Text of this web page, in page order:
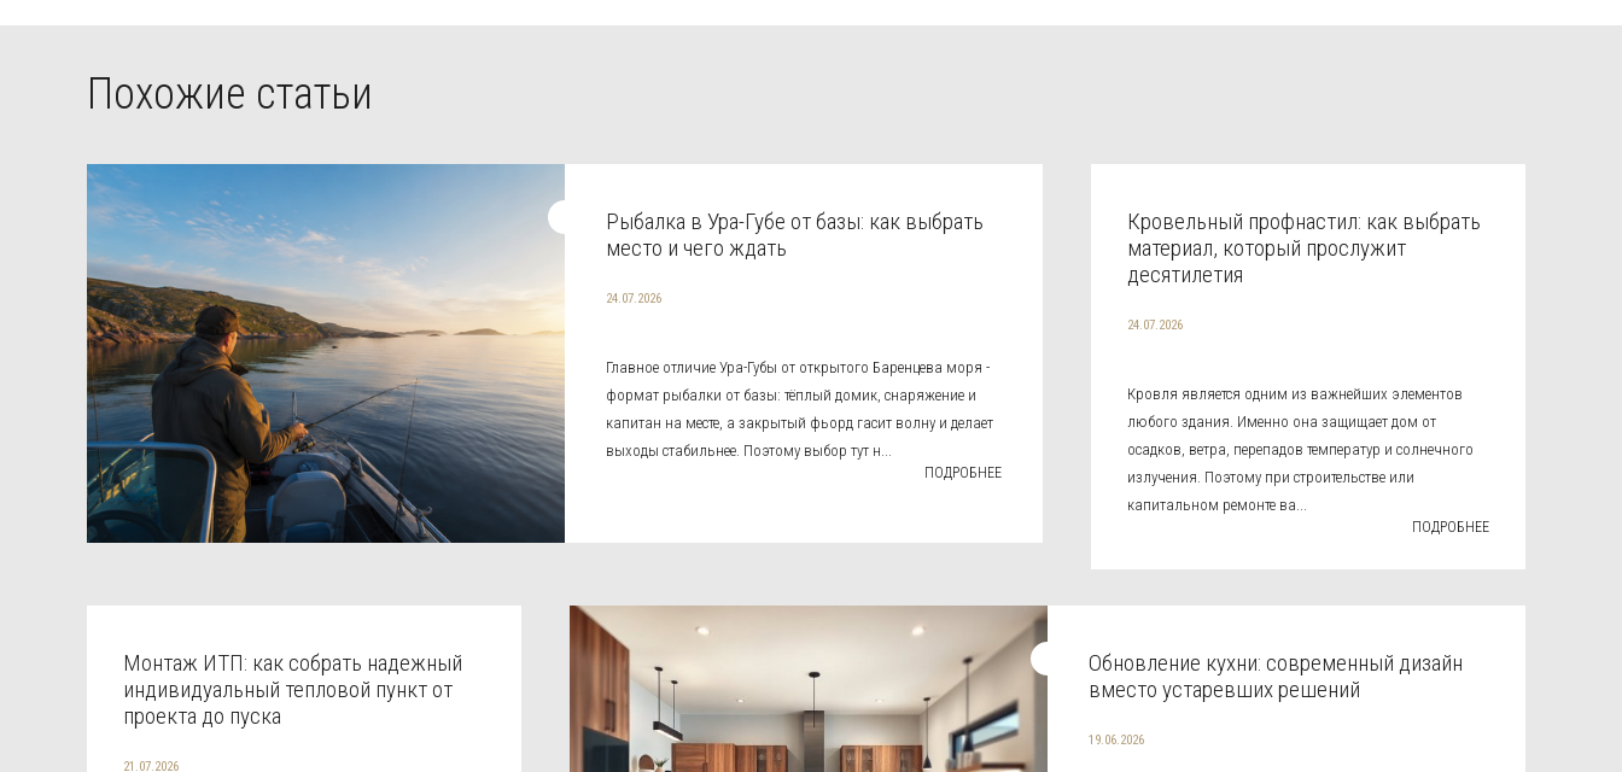
Похожие статьи
Рыбалка в Ура-Губе от базы: как выбрать
место и чего ждать
24.07.2026
Главное отличие Ура-Губы от открытого Баренцева моря -
формат рыбалки от базы: тёплый домик, снаряжение и
капитан на месте, а закрытый фьорд гасит волну и делает
выходы стабильнее. Поэтому выбор тут н...
ПОДРОБНЕЕ
Кровельный профнастил: как выбрать
материал, который прослужит
десятилетия
24.07.2026
Кровля является одним из важнейших элементов
любого здания. Именно она защищает дом от
осадков, ветра, перепадов температур и солнечного
излучения. Поэтому при строительстве или
капитальном ремонте ва...
ПОДРОБНЕЕ
Монтаж ИТП: как собрать надежный
индивидуальный тепловой пункт от
проекта до пуска
21.07.2026
Обновление кухни: современный дизайн
вместо устаревших решений
19.06.2026